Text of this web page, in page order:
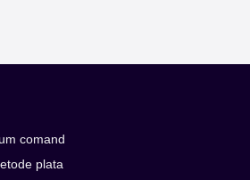
comand
plata